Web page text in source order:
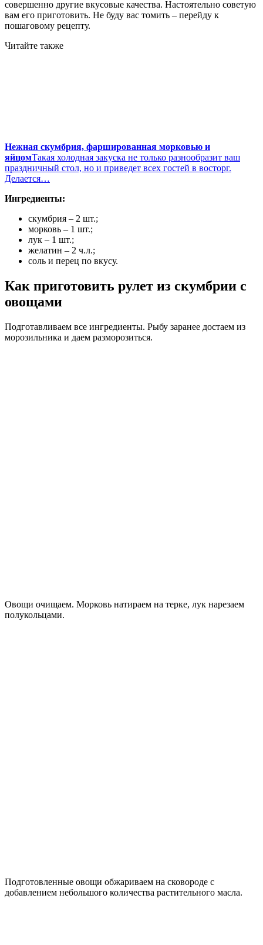
совершенно другие вкусовые качества. Настоятельно советую
вам его приготовить. Не буду вас томить – перейду к
пошаговому рецепту.
Читайте также
Нежная скумбрия, фаршированная морковью и
яйцомТакая холодная закуска не только разнообразит ваш
праздничный стол, но и приведет всех гостей в восторг.
Делается…
Ингредиенты:
скумбрия – 2 шт.;
морковь – 1 шт.;
лук – 1 шт.;
желатин – 2 ч.л.;
соль и перец по вкусу.
Как приготовить рулет из скумбрии с
овощами
Подготавливаем все ингредиенты. Рыбу заранее достаем из
морозильника и даем разморозиться.
Овощи очищаем. Морковь натираем на терке, лук нарезаем
полукольцами.
Подготовленные овощи обжариваем на сковороде с
добавлением небольшого количества растительного масла.